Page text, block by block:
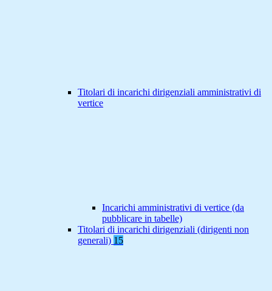
Titolari di incarichi dirigenziali amministrativi di
vertice
Incarichi amministrativi di vertice (da
pubblicare in tabelle)
Titolari di incarichi dirigenziali (dirigenti non
generali) 15